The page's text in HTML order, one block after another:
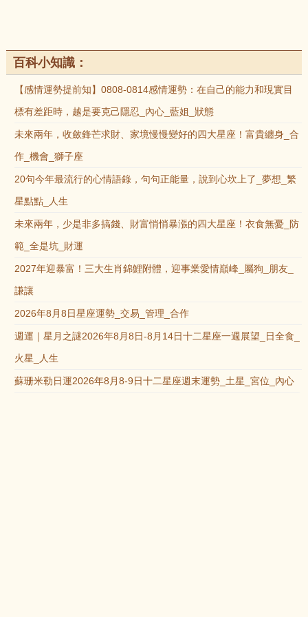
百科小知識：
【感情運勢提前知】0808-0814感情運勢：在自己的能力和現實目
標有差距時，越是要克己隱忍_內心_藍姐_狀態
未來兩年，收斂鋒芒求財、家境慢慢變好的四大星座！富貴纏身_合
作_機會_獅子座
20句今年最流行的心情語錄，句句正能量，說到心坎上了_夢想_繁
星點點_人生
未來兩年，少是非多搞錢、財富悄悄暴漲的四大星座！衣食無憂_防
範_全是坑_財運
2027年迎暴富！三大生肖錦鯉附體，迎事業愛情巔峰_屬狗_朋友_
謙讓
2026年8月8日星座運勢_交易_管理_合作
週運｜星月之謎2026年8月8日-8月14日十二星座一週展望_日全食_
火星_人生
蘇珊米勒日運2026年8月8-9日十二星座週末運勢_土星_宮位_內心